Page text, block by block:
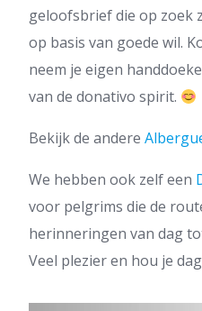
geloofsbrief die op zoek
op basis van goede wil.
neem je eigen
van de donativo spirit.
Bekijk de andere
We hebben ook zelf een
voor pelgrims die de
herinneringen van dag
Veel plezier en hou je